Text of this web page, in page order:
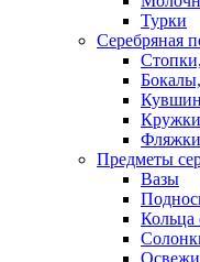
Турки
Серебряная
Кружки
Фляжки
Предметы
Вазы
Кольца